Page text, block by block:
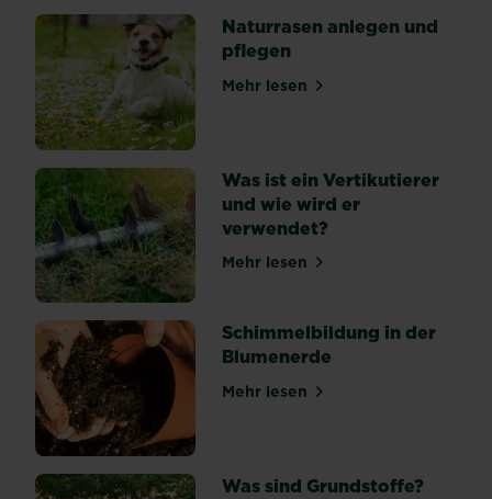
vulkanischem
zu
finden
ist.
Durch
seine
Schwamm-
ähnliche...
Naturrasen anlegen und
pflegen
Mehr lesenüber Naturrasen anlegen
Was ist ein Vertikutierer
und wie wird er
verwendet?
Mehr lesenüber Was ist ein
Schimmelbildung in der
Blumenerde
Mehr lesenüber Schimmelbildung in
Was sind Grundstoffe?